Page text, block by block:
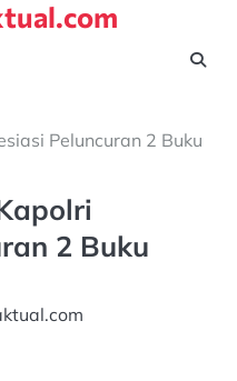
Peluncuran 2 Buku
2 Buku